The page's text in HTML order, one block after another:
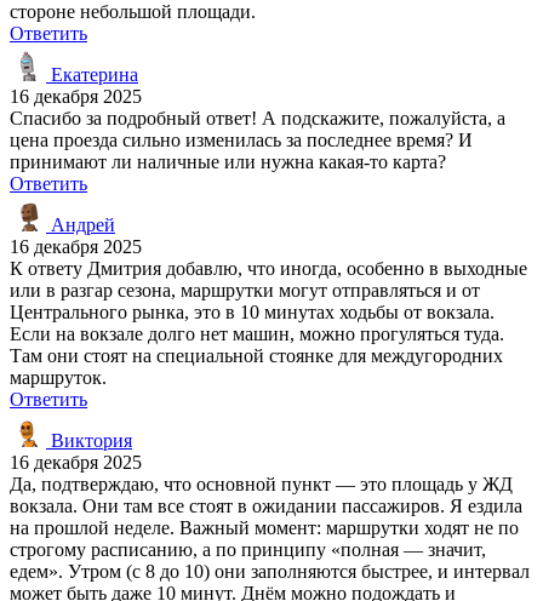
стороне небольшой площади.
Ответить
Екатерина
16 декабря 2025
Спасибо за подробный ответ! А подскажите, пожалуйста, а
цена проезда сильно изменилась за последнее время? И
принимают ли наличные или нужна какая-то карта?
Ответить
Андрей
16 декабря 2025
К ответу Дмитрия добавлю, что иногда, особенно в выходные
или в разгар сезона, маршрутки могут отправляться и от
Центрального рынка, это в 10 минутах ходьбы от вокзала.
Если на вокзале долго нет машин, можно прогуляться туда.
Там они стоят на специальной стоянке для междугородних
маршруток.
Ответить
Виктория
16 декабря 2025
Да, подтверждаю, что основной пункт — это площадь у ЖД
вокзала. Они там все стоят в ожидании пассажиров. Я ездила
на прошлой неделе. Важный момент: маршрутки ходят не по
строгому расписанию, а по принципу «полная — значит,
едем». Утром (с 8 до 10) они заполняются быстрее, и интервал
может быть даже 10 минут. Днём можно подождать и